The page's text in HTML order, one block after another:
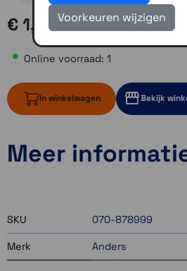
€ 1,95
Online voorraad: 1
In winkelwagen Bekijk
1 op voorraad
1 op voorraad
Meer
SKU 070-878999
Merk Anders
Voorkeuren wijzigen